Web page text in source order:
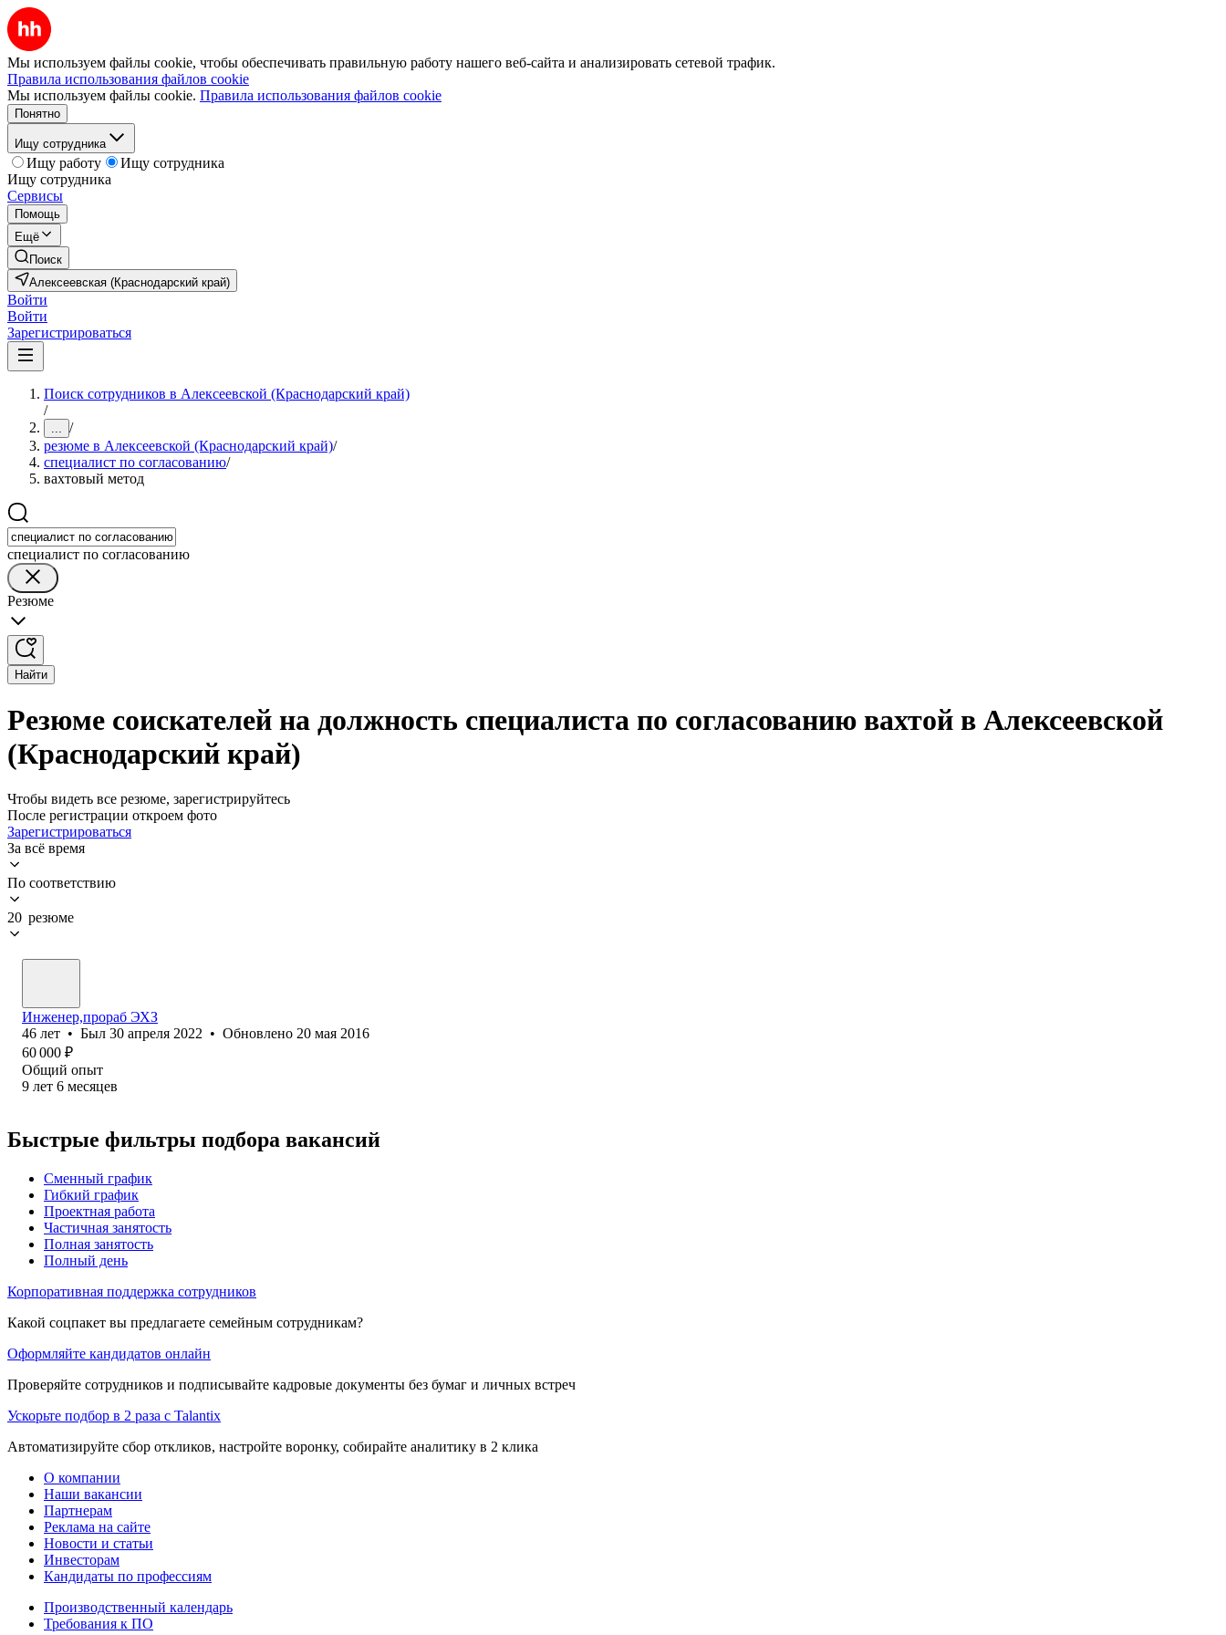
Мы используем файлы cookie, чтобы обеспечивать правильную работу нашего веб-сайта и анализировать сетевой трафик.
Правила использования файлов cookie
Мы используем файлы cookie. Правила использования файлов cookie
Понятно
Ищу сотрудника
Ищу работу
Ищу сотрудника
Ищу сотрудника
Сервисы
Помощь
Ещё
Поиск
Алексеевская (Краснодарский край)
Войти
Войти
Зарегистрироваться
Поиск сотрудников в Алексеевской (Краснодарский край)
/
... /
резюме в Алексеевской (Краснодарский край)/
специалист по согласованию/
вахтовый метод
специалист по согласованию
Резюме
Найти
Резюме соискателей на должность специалиста по согласованию вахтой в Алексеевской
(Краснодарский край)
Чтобы видеть все резюме, зарегистрируйтесь
После регистрации откроем фото
Зарегистрироваться
За всё время
По соответствию
20 резюме
Инженер,прораб ЭХЗ
46 лет • Был 30 апреля 2022 • Обновлено 20 мая 2016
60 000 ₽
Общий опыт
9 лет 6 месяцев
Быстрые фильтры подбора вакансий
Сменный график
Гибкий график
Проектная работа
Частичная занятость
Полная занятость
Полный день
Корпоративная поддержка сотрудников
Какой соцпакет вы предлагаете семейным сотрудникам?
Оформляйте кандидатов онлайн
Проверяйте сотрудников и подписывайте кадровые документы без бумаг и личных встреч
Ускорьте подбор в 2 раза с Talantix
Автоматизируйте сбор откликов, настройте воронку, собирайте аналитику в 2 клика
О компании
Наши вакансии
Партнерам
Реклама на сайте
Новости и статьи
Инвесторам
Кандидаты по профессиям
Производственный календарь
Требования к ПО